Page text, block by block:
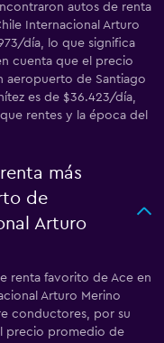
autos de renta
Internacional Arturo
día, lo que significa
cuenta que el precio
aeropuerto de Santiago
es de $36.423/día,
rentes y la época del
más
de
Arturo
renta favorito de Ace en
Arturo Merino
conductores, por su
precio promedio de